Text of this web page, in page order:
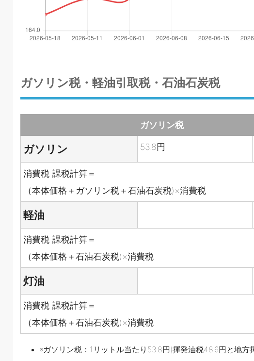
ガソリン税・軽油引取税・石油石炭税
ガソリン税
ガソリン 53.8円
消費税 課税計算＝
（本体価格＋ガソリン税＋石油石炭税)×消費税
軽油
消費税 課税計算＝
（本体価格＋石油石炭税)×消費税
灯油
消費税 課税計算＝
（本体価格＋石油石炭税)×消費税
※ガソリン税：1リットル当たり53.8円(揮発油税48.6円と地